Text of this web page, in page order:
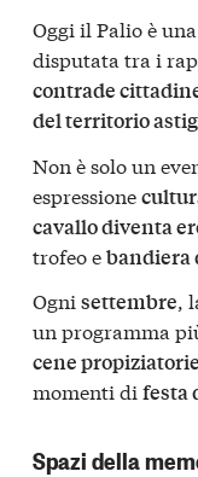
Oggi il Palio è
disputata tra i
contrade
del territorio
Non è solo un
espressione
cavallo diventa
trofeo ebandiera
Ogni settembre,
un programma
cene propiziatorie
momenti di festa
Spazi della